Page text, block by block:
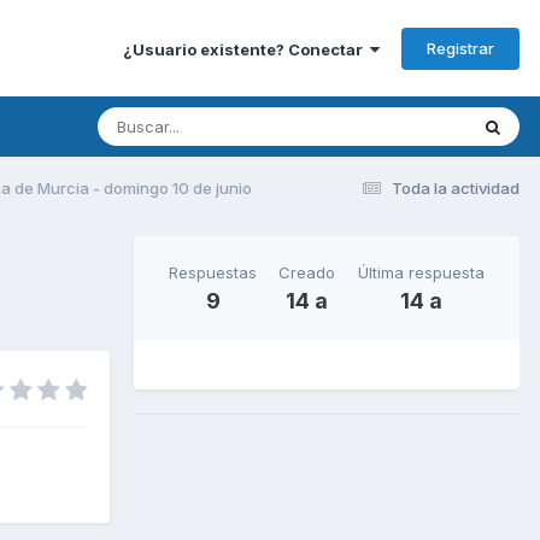
¿Usuario existente? Conectar Registrar
Toda la actividad
de Murcia - domingo 10 de junio
Respuestas
9
Creado
14 a
Última respuesta
14 a